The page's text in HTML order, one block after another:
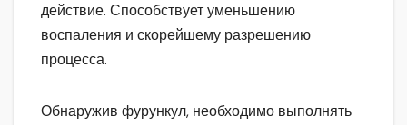
действие. Способствует уменьшению
воспаления и скорейшему разрешению
процесса.
Обнаружив фурункул, необходимо выполнять